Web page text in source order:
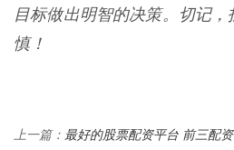
目标做出明智的决策。切记
慎！
上一篇： 最好的股票配资平台 前三配